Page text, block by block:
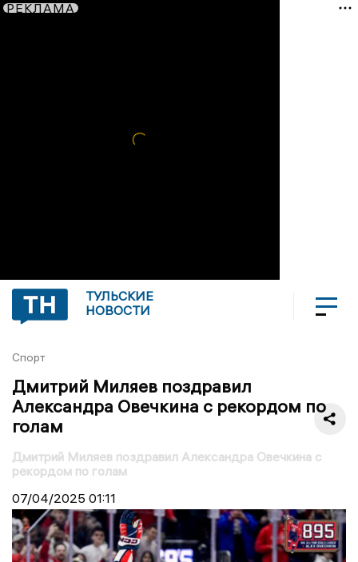
РЕКЛАМА
ТУЛЬСКИЕ
НОВОСТИ
Спорт
Дмитрий Миляев поздравил
Александра Овечкина с рекордом по
голам
Дмитрий Миляев поздравил Александра Овечкина с
рекордом по голам
07/04/2025 01:11